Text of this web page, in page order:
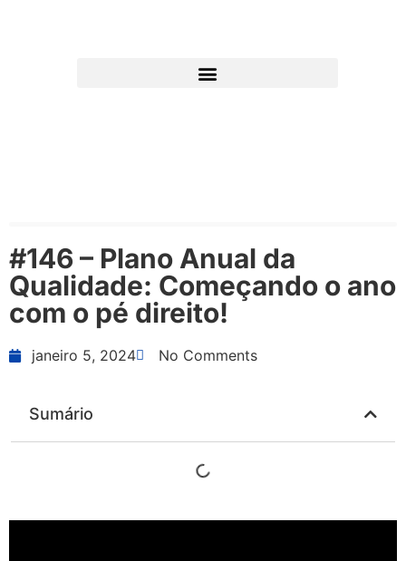
#146 – Plano Anual da
Qualidade: Começando o ano
com o pé direito!
janeiro 5, 2024 No Comments
Sumário